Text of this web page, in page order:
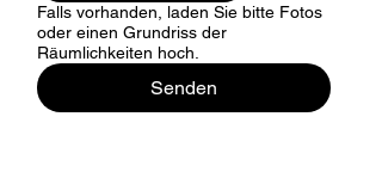
Falls vorhanden, laden Sie bitte Fotos
oder einen Grundriss der
Räumlichkeiten hoch.
Senden